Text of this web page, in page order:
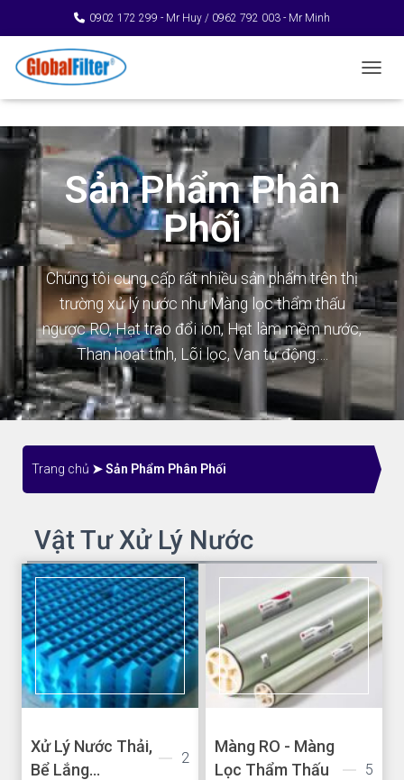
0902 172 299 - Mr Huy / 0962 792 003 - Mr Minh
Sản Phẩm Phân
Phối
Chúng tôi cung cấp rất nhiều sản phẩm trên thị
trường xử lý nước như Màng lọc thẩm thấu
ngược RO, Hạt trao đổi ion, Hạt làm mềm nước,
Than hoạt tính, Lõi lọc, Van tự động….
Trang chủ ➤ Sản Phẩm Phân Phối
Vật Tư Xử Lý Nước
Xử Lý Nước Thải,
Bể Lắng...
2
Màng RO - Màng
Lọc Thẩm Thấu
5